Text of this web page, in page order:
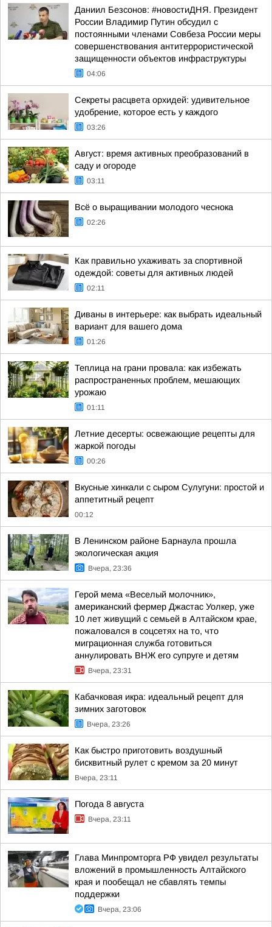
Даниил Безсонов: #новостиДНЯ. Президент
России Владимир Путин обсудил с
постоянными членами Совбеза России меры
совершенствования антитеррористической
защищенности объектов инфраструктуры
04:06
Секреты расцвета орхидей: удивительное
удобрение, которое есть у каждого
03:26
Август: время активных преобразований в
саду и огороде
03:11
Всё о выращивании молодого чеснока
02:26
Как правильно ухаживать за спортивной
одеждой: советы для активных людей
02:11
Диваны в интерьере: как выбрать идеальный
вариант для вашего дома
01:26
Теплица на грани провала: как избежать
распространенных проблем, мешающих
урожаю
01:11
Летние десерты: освежающие рецепты для
жаркой погоды
00:26
Вкусные хинкали с сыром Сулугуни: простой и
аппетитный рецепт
00:12
В Ленинском районе Барнаула прошла
экологическая акция
Вчера, 23:36
Герой мема «Веселый молочник»,
американский фермер Джастас Уолкер, уже
10 лет живущий с семьей в Алтайском крае,
пожаловался в соцсетях на то, что
миграционная служба готовиться
аннулировать ВНЖ его супруге и детям
Вчера, 23:31
Кабачковая икра: идеальный рецепт для
зимних заготовок
Вчера, 23:26
Как быстро приготовить воздушный
бисквитный рулет с кремом за 20 минут
Вчера, 23:11
Погода 8 августа
Вчера, 23:11
Глава Минпромторга РФ увидел результаты
вложений в промышленность Алтайского
края и пообещал не сбавлять темпы
поддержки
Вчера, 23:06